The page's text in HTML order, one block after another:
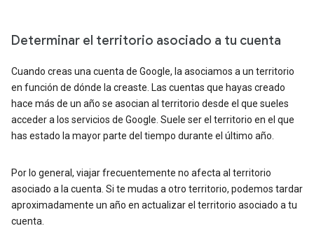
Determinar el territorio asociado a tu cuenta
Cuando creas una cuenta de Google, la asociamos a un territorio
en función de dónde la creaste. Las cuentas que hayas creado
hace más de un año se asocian al territorio desde el que sueles
acceder a los servicios de Google. Suele ser el territorio en el que
has estado la mayor parte del tiempo durante el último año.
Por lo general, viajar frecuentemente no afecta al territorio
asociado a la cuenta. Si te mudas a otro territorio, podemos tardar
aproximadamente un año en actualizar el territorio asociado a tu
cuenta.